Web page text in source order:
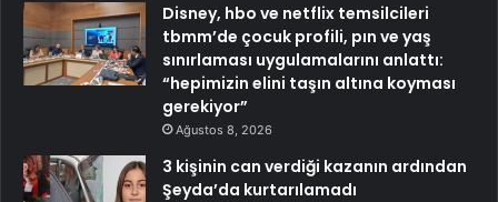
Disney, hbo ve netflix temsilcileri
tbmm’de çocuk profili, pın ve yaş
sınırlaması uygulamalarını anlattı:
“hepimizin elini taşın altına koyması
gerekiyor”
Ağustos 8, 2026
3 kişinin can verdiği kazanın ardından
Şeyda’da kurtarılamadı